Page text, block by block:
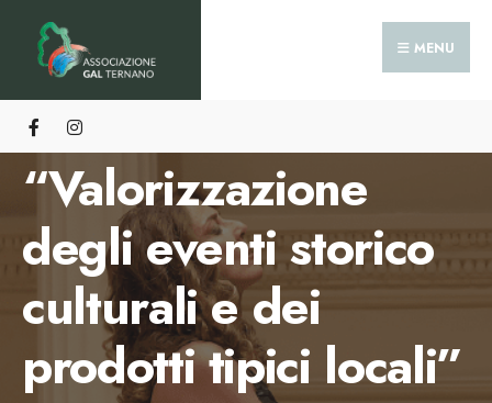
MENU
HOME
EVENTI BANDO A.2.1. “VALORIZZAZIONE DEGLI EVENTI STORICO
CULTURALI E DEI PRODOTTI TIPICI LOCALI”
Eventi bando A.2.1.
“Valorizzazione
degli eventi storico
culturali e dei
prodotti tipici locali”